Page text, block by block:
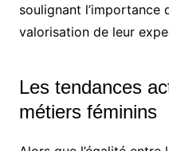
soulignant l’importance
valorisation de leur
Les tendances
métiers féminins